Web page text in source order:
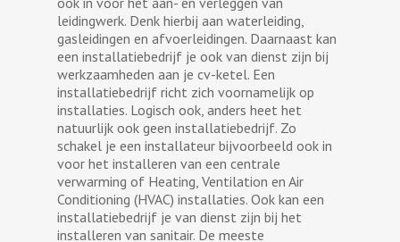
leidingwerk. Denk hierbij aan waterleiding,
gasleidingen en afvoerleidingen. Daarnaast kan
een installatiebedrijf je ook van dienst zijn bij
werkzaamheden aan je cv-ketel. Een
installatiebedrijf richt zich voornamelijk op
installaties. Logisch ook, anders heet het
natuurlijk ook geen installatiebedrijf. Zo
schakel je een installateur bijvoorbeeld ook in
voor het installeren van een centrale
verwarming of Heating, Ventilation en Air
Conditioning (HVAC) installaties. Ook kan een
installatiebedrijf je van dienst zijn bij het
installeren van sanitair. De meeste